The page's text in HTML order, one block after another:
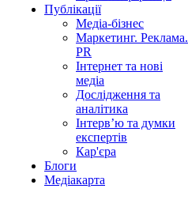
Публікації
Медіа-бізнес
Маркетинг. Реклама.
PR
Інтернет та нові
медіа
Дослідження та
аналітика
Інтерв’ю та думки
експертів
Кар'єра
Блоги
Медіакарта